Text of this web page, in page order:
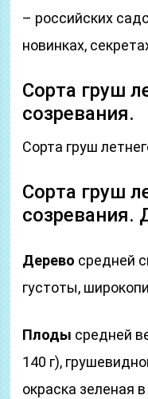
– российских
новинках,
Сорта груш
созревания.
Сорта груш
Сорта груш
Дерево средней
густоты,
Плоды средней
140 г),
окраска зеленая